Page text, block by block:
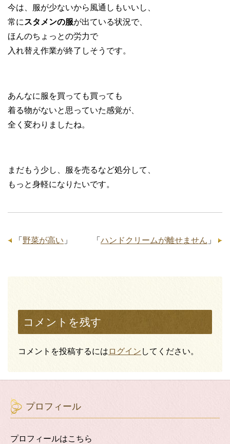
今は、服が少ないから風通しもいいし、
常に スタメンの服が出ている状況で、
ほんのちょっとの労力で
入れ替え作業が終了しそうです。
あんなに服を買っても買っても
着る物がないと思っていた感覚が、
全く変わりましたね。
まだもう少し、服を売るなど処分して、
もっと身軽になりたいです。
「 ハンドクリームが離せません 」
「 野菜が高い 」
コメントを残す
コメントを投稿するには ログイン してください。
プロフィール
プロフィールはこちら